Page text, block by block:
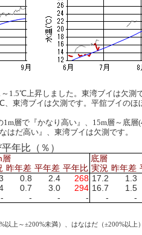
1.5℃上昇しました。東湾ブイは欠測で
東湾ブイは欠測です。平舘ブイのほ
層で『かなり高い』、15m層～底層
はだ高い』、東湾ブイは欠測です。
年比（％）
層
底層
昨年差 平年差 平年比 実況 昨年差
0.8 2.4 268 17.2 1.3
0.7 3.0 294 16.7 1.5
- - - - - -
上～±200%未満）、はなはだ（±200%以上）